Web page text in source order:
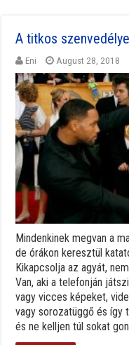
A titkos
Eni August 28, 2018
Mindenkinek megvan a
de órákon keresztül
Kikapcsolja az agyát,
Van, aki a telefonján
vagy vicces képeket,
vagy sorozatüggő és így
és ne kelljen túl sokat